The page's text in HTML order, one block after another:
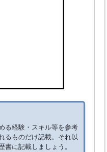
る経験・スキル等を参考
るものだけ記載。それ以
書に記載しましょう。